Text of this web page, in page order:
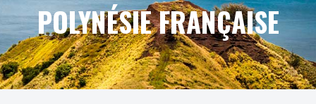
POLYNÉSIE FRANÇAISE